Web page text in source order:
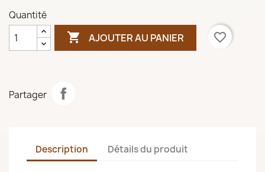
Quantité
 AJOUTER AU PANIER favorite_border
Partager
Description Détails du produit